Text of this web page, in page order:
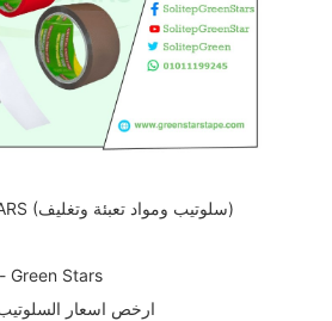
جرين ستارز - GREEN STARS (سلوتيب ومواد تعبئة وتغليف)
الآن مع مصنع جرين ستارز - Green Stars
ارخص اسعار